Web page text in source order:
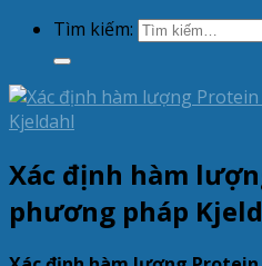
Tìm kiếm:
Xác định hàm
phương pháp